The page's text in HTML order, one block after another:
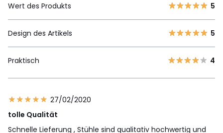
Wert des Produkts
5
Design des Artikels 5
Praktisch 4
27/02/2020
tolle Qualität
Schnelle Lieferung , Stühle sind qualitativ hochwertig und